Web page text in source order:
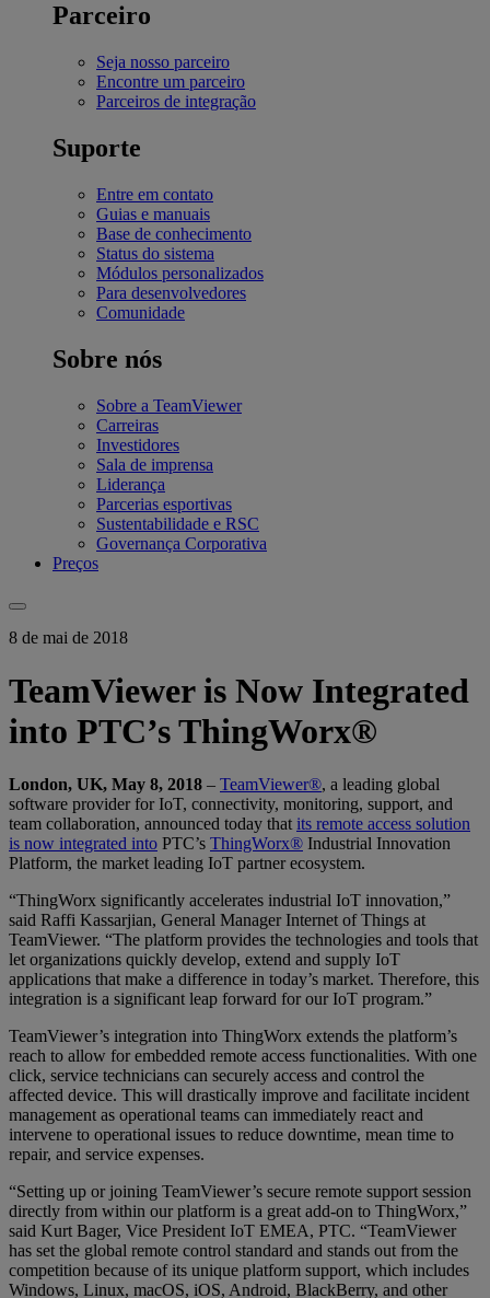
Parceiro
Seja nosso parceiro
Encontre um parceiro
Parceiros de integração
Suporte
Entre em contato
Guias e manuais
Base de conhecimento
Status do sistema
Módulos personalizados
Para desenvolvedores
Comunidade
Sobre nós
Sobre a TeamViewer
Carreiras
Investidores
Sala de imprensa
Liderança
Parcerias esportivas
Sustentabilidade e RSC
Governança Corporativa
Preços
8 de mai de 2018
TeamViewer is Now Integrated
into PTC’s ThingWorx®
London, UK, May 8, 2018 – TeamViewer®, a leading global
software provider for IoT, connectivity, monitoring, support, and
team collaboration, announced today thatits remote access solution
is now integrated into PTC’s ThingWorx® Industrial Innovation
Platform, the market leading IoT partner ecosystem.
“ThingWorx significantly accelerates industrial IoT innovation,”
said Raffi Kassarjian, General Manager Internet of Things at
TeamViewer. “The platform provides the technologies and tools that
let organizations quickly develop, extend and supply IoT
applications that make a difference in today’s market. Therefore, this
integration is a significant leap forward for our IoT program.”
TeamViewer’s integration into ThingWorx extends the platform’s
reach to allow for embedded remote access functionalities. With one
click, service technicians can securely access and control the
affected device. This will drastically improve and facilitate incident
management as operational teams can immediately react and
intervene to operational issues to reduce downtime, mean time to
repair, and service expenses.
“Setting up or joining TeamViewer’s secure remote support session
directly from within our platform is a great add-on to ThingWorx,”
said Kurt Bager, Vice President IoT EMEA, PTC. “TeamViewer
has set the global remote control standard and stands out from the
competition because of its unique platform support, which includes
Windows, Linux, macOS, iOS, Android, BlackBerry, and other